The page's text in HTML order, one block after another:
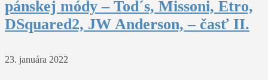
pánskej módy – Tod´s, Missoni, Etro,
DSquared2, JW Anderson, – časť II.
23. januára 2022